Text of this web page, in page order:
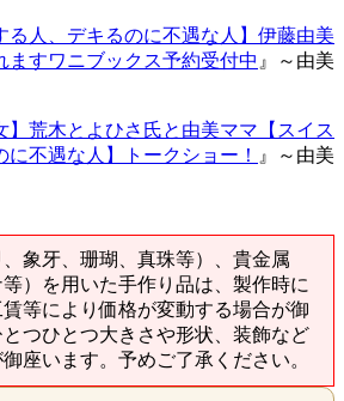
る人、デキるのに不遇な人】伊藤由美
ますワニブックス予約受付中 』～由美
】荒木とよひさ氏と由美ママ【スイス
不遇な人】トークショー！ 』～由美
象牙、珊瑚、真珠等）、貴金属
等）を用いた手作り品は、製作時に
等により価格が変動する場合が御
つひとつ大きさや形状、装飾など
座います。予めご了承ください。